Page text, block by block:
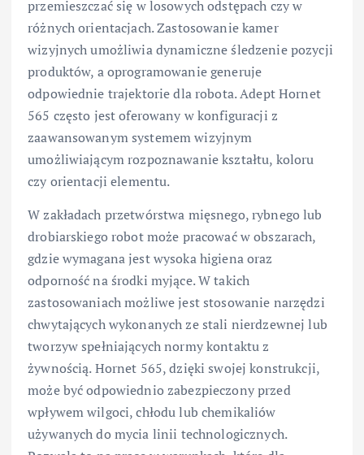
przemieszczać się w losowych odstępach czy w
różnych orientacjach. Zastosowanie kamer
wizyjnych umożliwia dynamiczne śledzenie pozycji
produktów, a oprogramowanie generuje
odpowiednie trajektorie dla robota. Adept Hornet
565 często jest oferowany w konfiguracji z
zaawansowanym systemem wizyjnym
umożliwiającym rozpoznawanie kształtu, koloru
czy orientacji elementu.
W zakładach przetwórstwa mięsnego, rybnego lub
drobiarskiego robot może pracować w obszarach,
gdzie wymagana jest wysoka higiena oraz
odporność na środki myjące. W takich
zastosowaniach możliwe jest stosowanie narzędzi
chwytających wykonanych ze stali nierdzewnej lub
tworzyw spełniających normy kontaktu z
żywnością. Hornet 565, dzięki swojej konstrukcji,
może być odpowiednio zabezpieczony przed
wpływem wilgoci, chłodu lub chemikaliów
używanych do mycia linii technologicznych.